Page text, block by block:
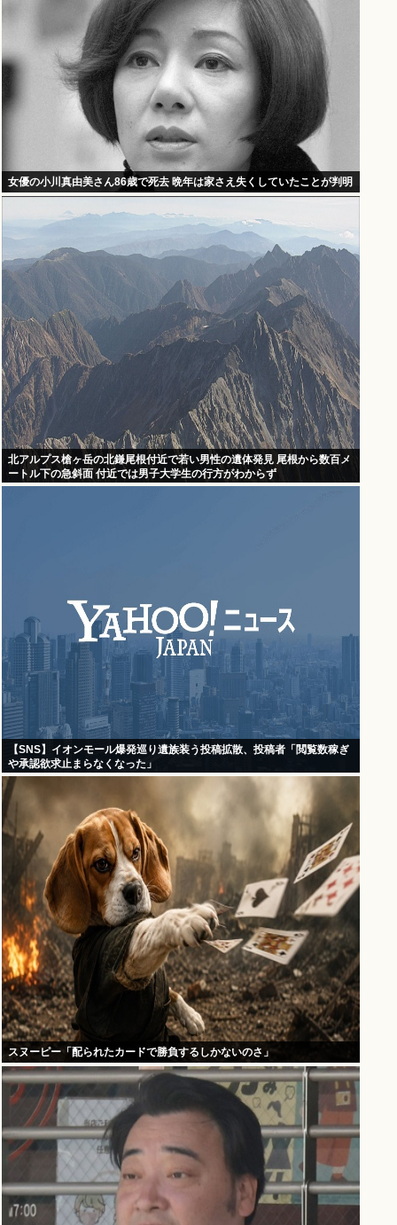
女優の小川真由美さん86歳で死去 晩年は家さえ失くしていたことが判明
北アルプス槍ヶ岳の北鎌尾根付近で若い男性の遺体発見 尾根から数百メ
ートル下の急斜面 付近では男子大学生の行方がわからず
【SNS】イオンモール爆発巡り遺族装う投稿拡散、投稿者「閲覧数稼ぎ
や承認欲求止まらなくなった」
スヌーピー「配られたカードで勝負するしかないのさ」